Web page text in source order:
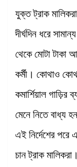
যুক্ত ট্রাক
দীর্ঘদিন ধরে
থেকে মোটা টাকা
কর্মী। কোথাও
কমার্শিয়াল গাড়ির
মেনে নিতে বাধ্য
এই নির্দেশের পরে
চান ট্রাক মালিকরা।